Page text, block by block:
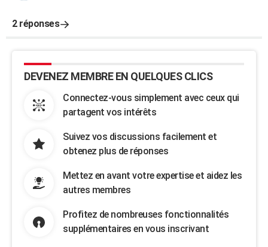
2 réponses
DEVENEZ MEMBRE EN QUELQUES CLICS
Connectez-vous simplement avec ceux qui
partagent vos intérêts
Suivez vos discussions facilement et
obtenez plus de réponses
Mettez en avant votre expertise et aidez les
autres membres
Profitez de nombreuses fonctionnalités
supplémentaires en vous inscrivant